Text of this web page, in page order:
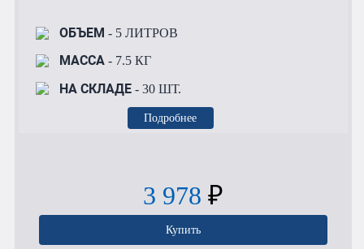
ОБЪЕМ - 5 ЛИТРОВ
МАССА- 7.5 КГ
НА СКЛАДЕ- 30 ШТ.
Подробнее
3 978 ₽
Купить